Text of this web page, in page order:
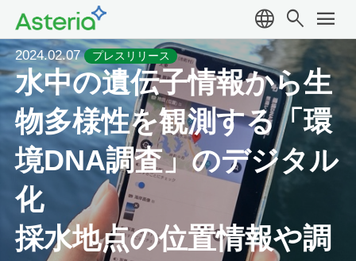
language search menu
2024.02.07 プレスリリース
水中の遺伝子情報から生
物多様性を観測する「環
境DNA調査」のデジタル
化
採水地点の位置情報や調